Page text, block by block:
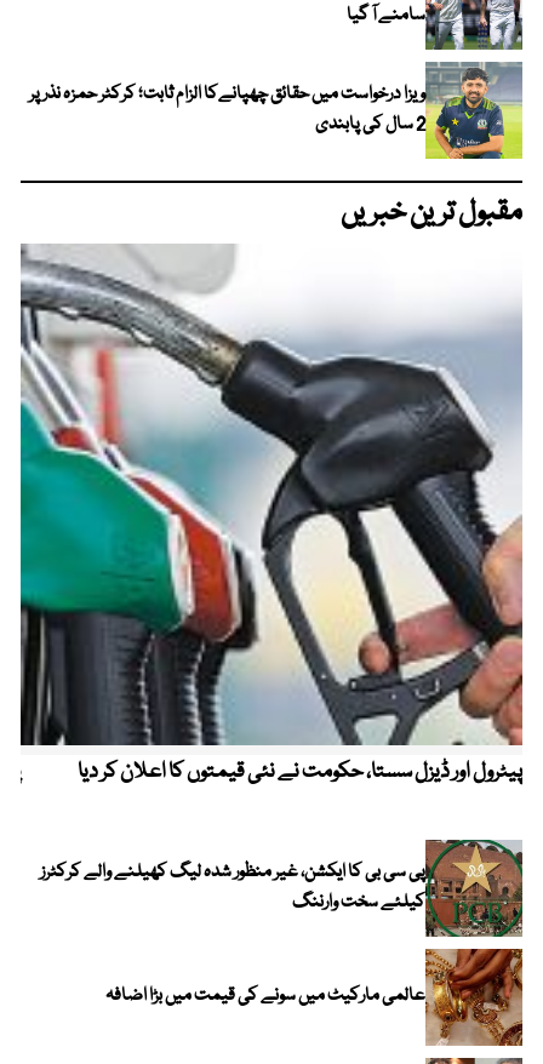
سامنے آ گیا
ویزا درخواست میں حقائق چھپانےکا الزام ثابت؛ کرکٹر حمزہ نذر پر
2 سال کی پابندی
مقبول ترین خبریں
پیٹرول اور ڈیزل سستا، حکومت نے نئی قیمتوں کا اعلان کر دیا
پی سی بی کا ایکشن، غیر منظور شدہ لیگ کھیلنے والے کرکٹرز
کیلئے سخت وارننگ
عالمی مارکیٹ میں سونے کی قیمت میں بڑا اضافہ